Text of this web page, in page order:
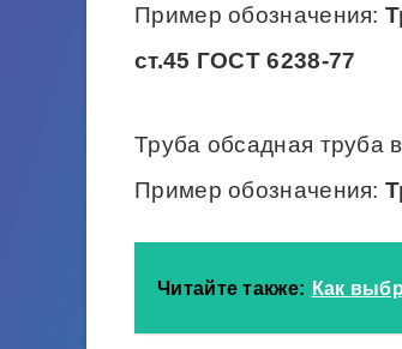
Пример обозначения:
ст.45 ГОСТ 6238-77
Труба обсадная труба
Пример обозначения:
Читайте также: Как